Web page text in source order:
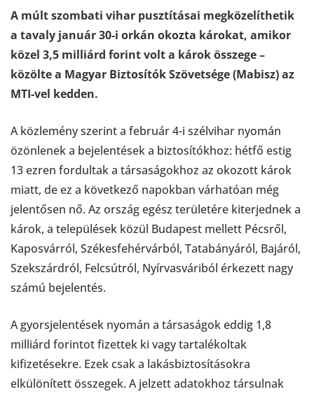
A múlt szombati vihar pusztításai megközelíthetik
a tavaly január 30-i orkán okozta károkat, amikor
közel 3,5 milliárd forint volt a károk összege –
közölte a Magyar Biztosítók Szövetsége (Mabisz) az
MTI-vel kedden.
A közlemény szerint a február 4-i szélvihar nyomán
özönlenek a bejelentések a biztosítókhoz: hétfő estig
13 ezren fordultak a társaságokhoz az okozott károk
miatt, de ez a következő napokban várhatóan még
jelentősen nő. Az ország egész területére kiterjednek a
károk, a települések közül Budapest mellett Pécsről,
Kaposvárról, Székesfehérvárból, Tatabányáról, Bajáról,
Szekszárdról, Felcsútról, Nyírvasváriból érkezett nagy
számú bejelentés.
A gyorsjelentések nyomán a társaságok eddig 1,8
milliárd forintot fizettek ki vagy tartalékoltak
kifizetésekre. Ezek csak a lakásbiztosításokra
elkülönített összegek. A jelzett adatokhoz társulnak